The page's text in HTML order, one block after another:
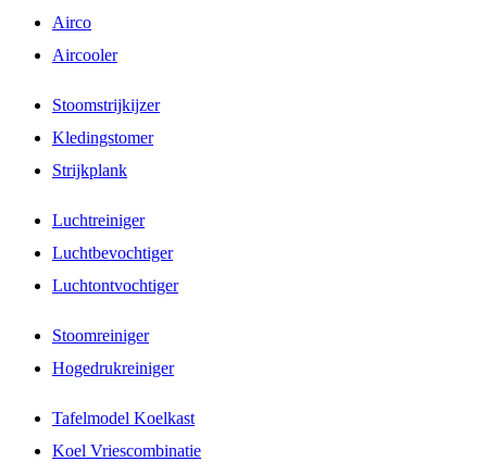
Airco
Aircooler
Stoomstrijkijzer
Kledingstomer
Strijkplank
Luchtreiniger
Luchtbevochtiger
Luchtontvochtiger
Stoomreiniger
Hogedrukreiniger
Tafelmodel Koelkast
Koel Vriescombinatie